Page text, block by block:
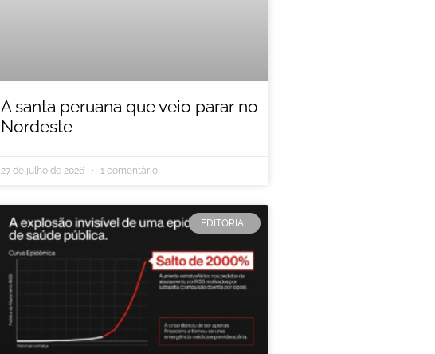
A santa peruana que veio parar no
Nordeste
27 de julho de 2026 1 comentário
EDITORIAL